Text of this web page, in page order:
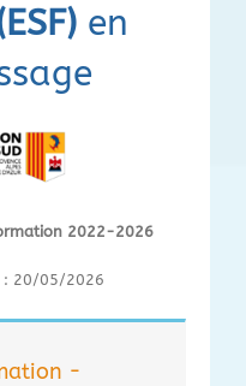
en
2022-2026
: 20/05/2026
-